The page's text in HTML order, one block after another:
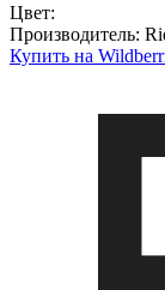
Цвет:
Производитель:
Купить на